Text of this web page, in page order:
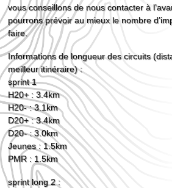
vous conseillons de nous contacter à
pourrons prévoir au mieux le nombre
faire.
Informations de longueur des circuits
meilleur itinéraire) :
sprint 1
H20+ : 3.4km
H20- : 3.1km
D20+ : 3.4km
D20- : 3.0km
Jeunes : 1.5km
PMR : 1.5km
sprint long 2 :